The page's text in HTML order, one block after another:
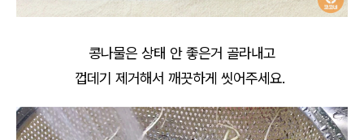
콩나물은 상태 안 좋은거 골라내고
껍데기 제거해서 깨끗하게 씻어주세요.